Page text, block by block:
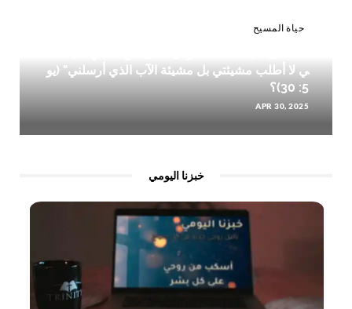
حياة المسيح
ي لا أطلب مشيئتي بل مشيئة الآب الذي أرسلني" (يو
5: 30)؟
APR 30, 2025
خبزنا اليومي